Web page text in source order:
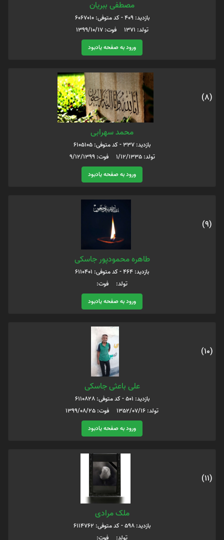
مصطفی ببریان
بازدید: 409 - کد متوفی: 6067010
تولد: 1371 فوت: 1399/10/17
ورود به صفحه یادبود
(8)
محمد سهرابی
بازدید: 337 - کد متوفی: 6105105
تولد: 1/12/1335 فوت: 9/12/1399
ورود به صفحه یادبود
(9)
طاهره محمودپور جاسکی
بازدید: 464 - کد متوفی: 6110401
تولد: فوت:
ورود به صفحه یادبود
(10)
علی باعثی جاسکی
بازدید: 501 - کد متوفی: 6110828
تولد: 1352/07/16 فوت: 1399/08/25
ورود به صفحه یادبود
(11)
ملک مرادی
بازدید: 598 - کد متوفی: 6114762
تولد: فوت: